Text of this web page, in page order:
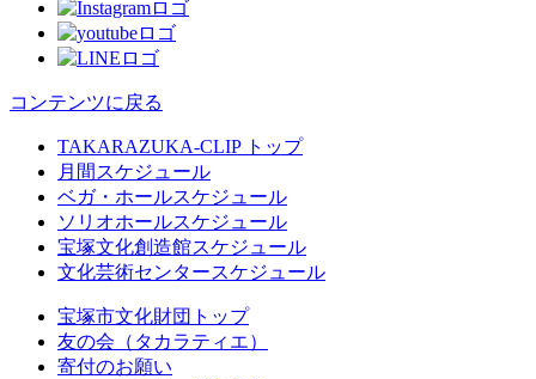
コンテンツに戻る
TAKARAZUKA-CLIP トップ
月間スケジュール
ベガ・ホールスケジュール
ソリオホールスケジュール
宝塚文化創造館スケジュール
文化芸術センタースケジュール
宝塚市文化財団トップ
友の会（タカラティエ）
寄付のお願い